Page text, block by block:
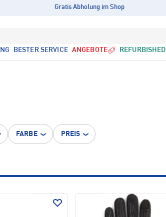
Gratis Abholung im Shop
BESTER SERVICE ANGEBOTE REFURBISHED
FARBE PREIS